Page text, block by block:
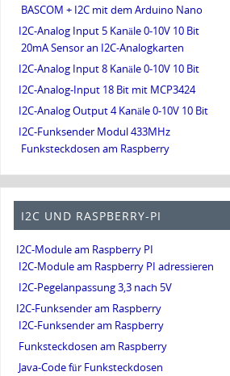
BASCOM + I2C mit dem Arduino Nano
I2C-Analog Input 5 Kanäle 0-10V 10 Bit
20mA Sensor an I2C-Analogkarten
I2C-Analog Input 8 Kanäle 0-10V 10 Bit
I2C-Analog-Input 18 Bit mit MCP3424
I2C-Analog Output 4 Kanäle 0-10V 10 Bit
I2C-Funksender Modul 433MHz
Funksteckdosen am Raspberry
I2C UND RASPBERRY-PI
I2C-Module am Raspberry PI
I2C-Module am Raspberry PI adressieren
I2C-Pegelanpassung 3,3 nach 5V
I2C-Funksender am Raspberry
I2C-Funksender am Raspberry
Funksteckdosen am Raspberry
Java-Code für Funksteckdosen